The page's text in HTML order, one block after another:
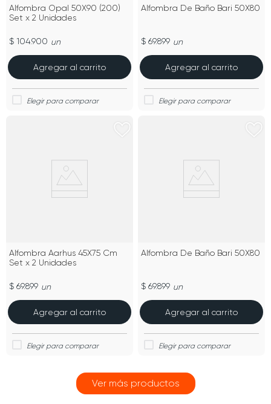
Alfombra Opal 50X90 (200)
Set x 2 Unidades
$ 104.900 un
Agregar al carrito
Alfombra De Baño Bari 50X80
$ 69.899 un
Agregar al carrito
Alfombra Aarhus 45X75 Cm
Set x 2 Unidades
$ 69.899 un
Agregar al carrito
Alfombra De Baño Bari 50X80
$ 69.899 un
Agregar al carrito